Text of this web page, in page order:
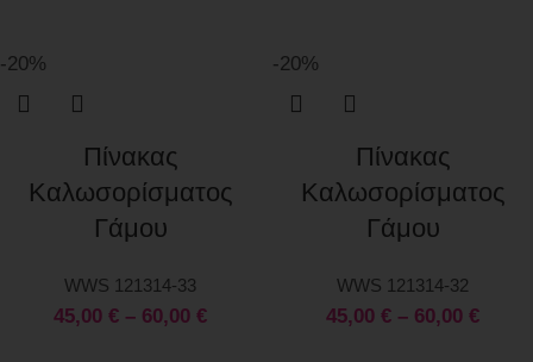
-20%
Πίνακας
Καλωσορίσματος
Γάμου
WWS 121314-33
45,00 € – 60,00 €
-20%
Πίνακας
Καλωσορίσματος
Γάμου
WWS 121314-32
45,00 € – 60,00 €